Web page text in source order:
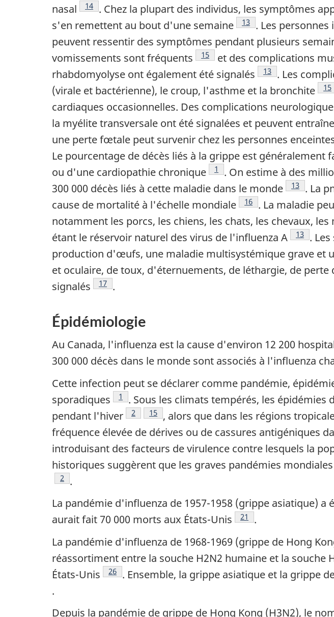
nasal
Note de bas de page
14 . Chez la plupart des individus, les symptômes
s'en remettent au bout d'une semaine
Note de bas de page
13 . Les
peuvent ressentir des symptômes pendant plusieurs
vomissements sont fréquents
Note de bas de page
15
et des complications
rhabdomyolyse ont également été signalés
Note de bas de
13 . Les
(virale et bactérienne), le croup, l'asthme et la bronchite
15
cardiaques occasionnelles. Des complications
la myélite transversale ont été signalées et peuvent
une perte fœtale peut survenir chez les personnes
Le pourcentage de décès liés à la grippe est
ou d'une cardiopathie chronique
Note de bas de page
1
. On estime à des
300 000 décès liés à cette maladie dans le monde
Note de
13 . La
cause de mortalité à l'échelle mondiale
Note de bas de page
16 . La maladie
notamment les porcs, les chiens, les chats, les chevaux,
étant le réservoir naturel des virus de l'influenza A
Note de
13 .
production d'œufs, une maladie multisystémique grave et
et oculaire, de toux, d'éternuements, de léthargie, de
signalés
Note de bas de page
17 .
Épidémiologie
Au Canada, l'influenza est la cause d'environ 12 200
300 000 décès dans le monde sont associés à l'influenza
Cette infection peut se déclarer comme pandémie,
sporadiques
Note de bas de page
1
. Sous les climats tempérés, les
pendant l'hiver
Note de bas de page
2 Note de bas de page
15 , alors que dans les régions
fréquence élevée de dérives ou de cassures antigéniques
introduisant des facteurs de virulence contre lesquels la
historiques suggèrent que les graves pandémies
Note de bas de page
2 .
La pandémie d'influenza de 1957-1958 (grippe asiatique)
aurait fait 70 000 morts aux États-Unis
Note de bas de page
21
.
La pandémie d'influenza de 1968-1969 (grippe de Hong
réassortiment entre la souche H2N2 humaine et la souche
États-Unis
Note de bas de page
26 . Ensemble, la grippe asiatique et la grippe
.
Depuis la pandémie de grippe de Hong Kong (H3N2), le